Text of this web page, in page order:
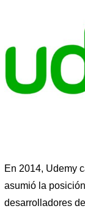
En 2014, Udemy
asumió la
desarrolladores